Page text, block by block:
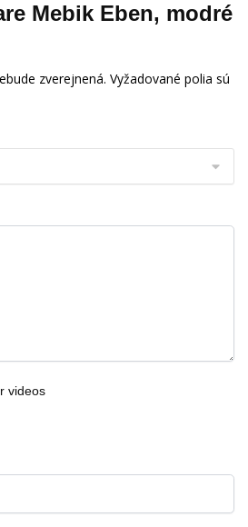
Mebik Eben, modré
zverejnená. Vyžadované polia sú
videos